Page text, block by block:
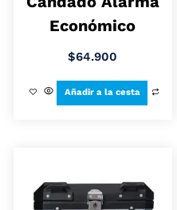
Económico
$64.900
Añadir a la cesta